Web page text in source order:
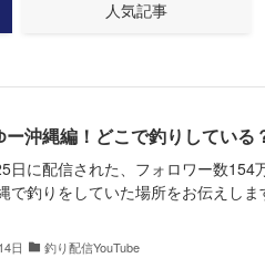
人気記事
ー沖縄編！どこで釣りしてい
日に配信された、フォロワー数154
で釣りをしていた場所をお伝えし
日 釣り配信YouTube